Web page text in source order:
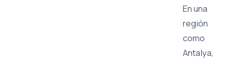
En una
región
como
Antalya,